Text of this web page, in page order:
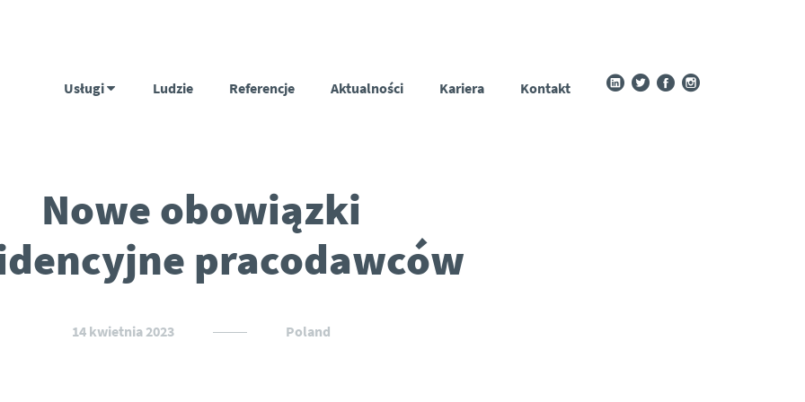
Usługi Ludzie Referencje Aktualności Kariera Kontakt
Nowe obowiązki
pracodawców
14 kwietnia 2023 Poland